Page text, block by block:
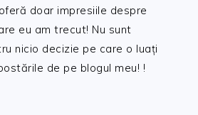
doar impresiile despre
eu am trecut! Nu sunt
nicio decizie pe care o luați
de pe blogul meu! !